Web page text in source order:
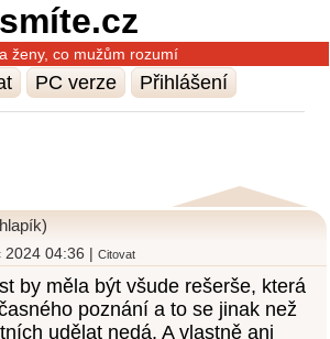
ženy, co mužům rozumí
PC verze Přihlášení
2024 04:36 |Citovat
by měla být všude rešerše, která
poznání a to se jinak než
udělat nedá. A vlastně ani